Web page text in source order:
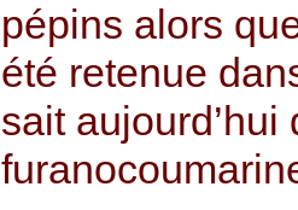
pépins alors
été retenue
sait